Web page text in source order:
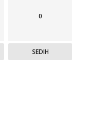
0
SEDIH